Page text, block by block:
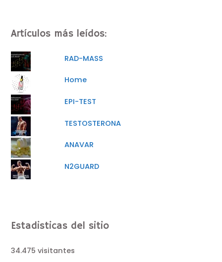
Artículos más leídos:
RAD-MASS
Home
EPI-TEST
TESTOSTERONA
ANAVAR
N2GUARD
Estadisticas del sitio
34.475 visitantes